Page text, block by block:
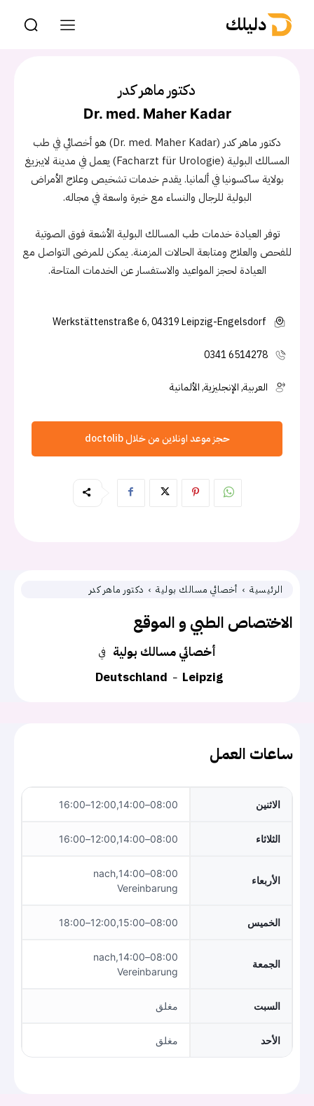
دليلك
الرئيسية أخصائي مسالك بولية دكتور ماهر كدر
الاختصاص الطبي و الموقع
في أخصائي مسالك بولية
Deutschland
Leipzig
ساعات العمل
الاثنين 08:00–12:00,14:00–16:00
الثلاثاء 08:00–12:00,14:00–16:00
الأربعاء
08:00–14:00,nach
Vereinbarung
الخميس 08:00–12:00,15:00–18:00
الجمعة
08:00–14:00,nach
Vereinbarung
السبت مغلق
الأحد مغلق
دكتور ماهر كدر
Dr. med. Maher Kadar
دكتور ماهر كدر (Dr. med. Maher Kadar) هو أخصائي في طب
المسالك البولية (Facharzt für Urologie) يعمل في مدينة لايبزيغ
بولاية ساكسونيا في ألمانيا. يقدم خدمات تشخيص وعلاج الأمراض
البولية للرجال والنساء مع خبرة واسعة في مجاله.
توفر العيادة خدمات طب المسالك البولية الأشعة فوق الصوتية
للفحص والعلاج ومتابعة الحالات المزمنة. يمكن للمرضى التواصل مع
العيادة لحجز المواعيد والاستفسار عن الخدمات المتاحة.
Werkstättenstraße 6, 04319 Leipzig-Engelsdorf
0341 6514278
العربية, الإنجليزية, الألمانية
حجز موعد اونلاين من خلال doctolib